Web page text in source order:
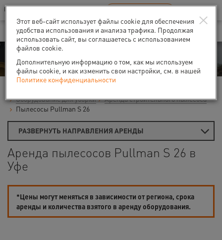
Ваш город:Уфа
В Вашем регионе нет наших офисов RU EN
Аренда
Оборудование для уборки
Аренда строительного пылесоса
Пылесосы Pullman S 26
РАЗВЕРНУТЬ НАПРАВЛЕНИЯ АРЕНДЫ
Аренда пылесосов Pullman S 26 в
Уфе
*Цены могут меняться в зависимости от региона, срока
аренды и количества взятого в аренду оборудования.
×
Этот веб-сайт использует файлы cookie для обеспечения
удобства использования и анализа трафика. Продолжая
использовать сайт, вы соглашаетесь с использованием
файлов cookie.
Дополнительную информацию о том, как мы используем
файлы cookie, и как изменить свои настройки, см. в нашей
Политике конфиденциальности